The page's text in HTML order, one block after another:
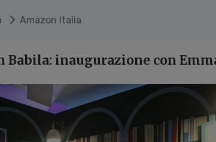
Amazon Italia
Babila: inaugurazione con